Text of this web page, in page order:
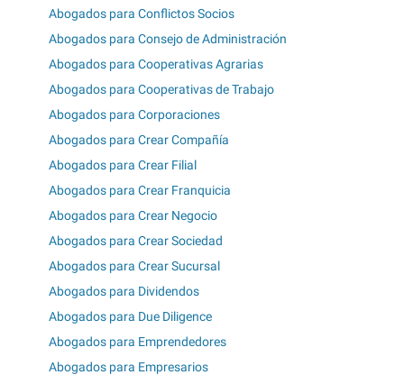
Abogados para Conflictos Socios
Abogados para Consejo de Administración
Abogados para Cooperativas Agrarias
Abogados para Cooperativas de Trabajo
Abogados para Corporaciones
Abogados para Crear Compañía
Abogados para Crear Filial
Abogados para Crear Franquicia
Abogados para Crear Negocio
Abogados para Crear Sociedad
Abogados para Crear Sucursal
Abogados para Dividendos
Abogados para Due Diligence
Abogados para Emprendedores
Abogados para Empresarios